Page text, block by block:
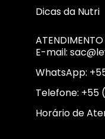
Dicas da Nutri
E-mail:
WhatsApp:
Telefone: +55
Horário de